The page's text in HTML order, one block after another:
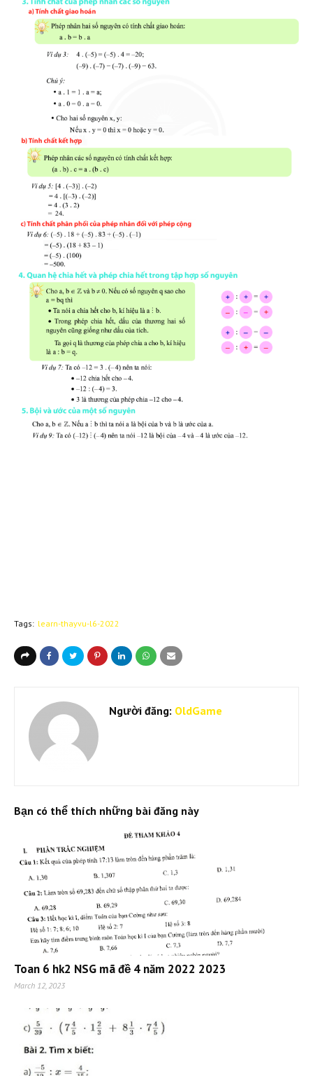
Tags: learn-thayvu-l6-2022
Người đăng: OldGame
Bạn có thể thích những bài đăng này
Toan 6 hk2 NSG mã đề 4 năm 2022 2023
March 12, 2023